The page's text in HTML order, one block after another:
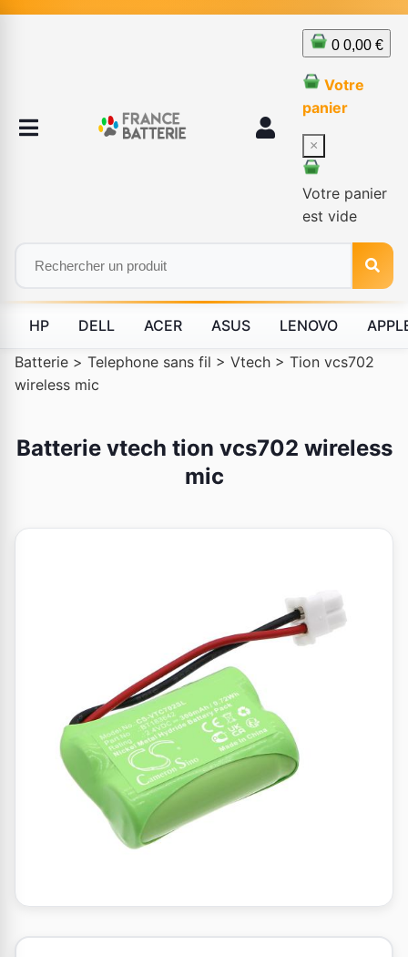
0 0,00 €
Votre
panier
×
Votre panier
est vide
HP DELL ACER ASUS LENOVO
Batterie > Telephone sans fil > Vtech > Tion vcs702
wireless mic
Batterie vtech tion vcs702 wireless
mic